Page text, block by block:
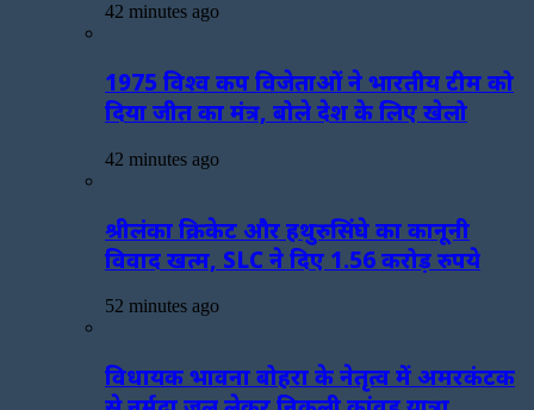
42 minutes ago
1975 विश्व कप विजेताओं ने भारतीय टीम को
दिया जीत का मंत्र, बोले देश के लिए खेलो
42 minutes ago
श्रीलंका क्रिकेट और हथुरुसिंघे का कानूनी
विवाद खत्म, SLC ने दिए 1.56 करोड़ रुपये
52 minutes ago
विधायक भावना बोहरा के नेतृत्व में अमरकंटक